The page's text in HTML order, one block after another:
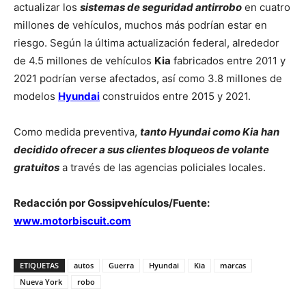
actualizar los sistemas de seguridad antirrobo en cuatro
millones de vehículos, muchos más podrían estar en
riesgo. Según la última actualización federal, alrededor
de 4.5 millones de vehículos Kia fabricados entre 2011 y
2021 podrían verse afectados, así como 3.8 millones de
modelos Hyundai construidos entre 2015 y 2021.
Como medida preventiva, tanto Hyundai como Kia han
decidido ofrecer a sus clientes bloqueos de volante
gratuitos a través de las agencias policiales locales.
Redacción por Gossipvehículos/Fuente:
www.motorbiscuit.com
ETIQUETAS autos Guerra Hyundai Kia
marcas
Nueva York
robo